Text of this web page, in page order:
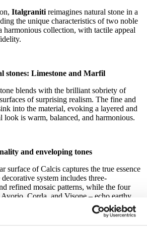
Italgranitireimagines natural stone in a
the unique characteristics of two noble
harmonious collection, with tactile appeal
stones: Limestone and Marfil
blends with the brilliant sobriety of
of surprising realism. The fine and
into the material, evoking a layered and
look is warm, balanced, and harmonious.
and enveloping tones
surface of Calcis captures the true essence
system includes three-
refined mosaic patterns, while the four
Corda, and Visone – echo earthy
elegance of the collection.